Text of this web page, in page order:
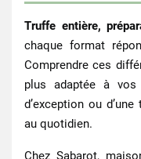
Truffe entière,
chaque format
Comprendre ces
plus adaptée à vos
d’exception ou
au quotidien.
Chez Sabarot,